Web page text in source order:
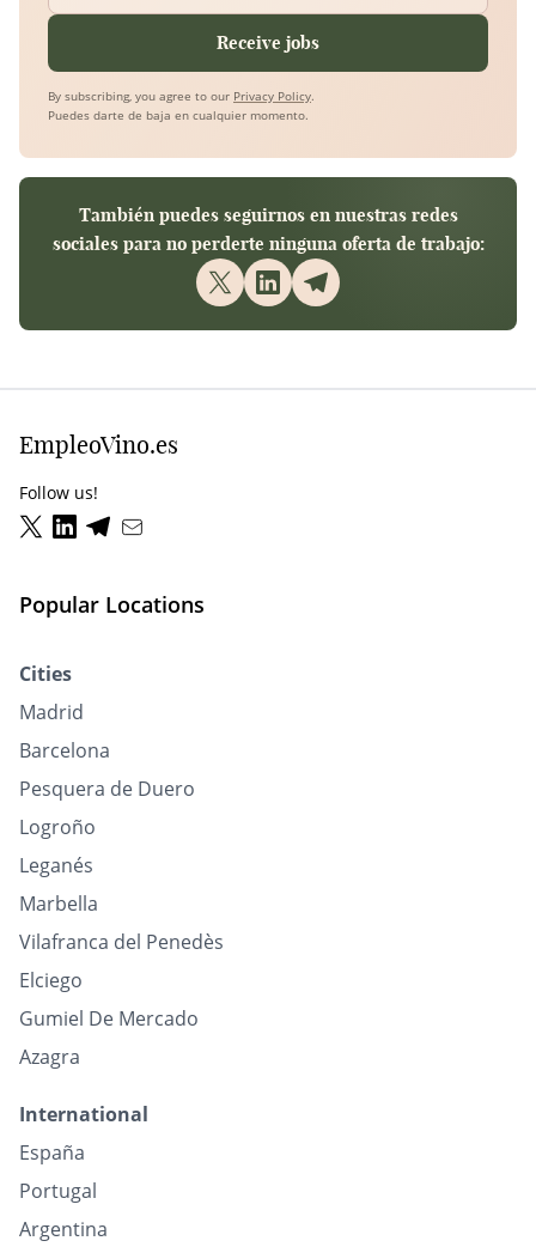
Receive jobs
By subscribing, you agree to our Privacy Policy.
Puedes darte de baja en cualquier momento.
También puedes seguirnos en nuestras redes
sociales para no perderte ninguna oferta de trabajo:
EmpleoVino.es
Follow us!
Popular Locations
Cities
Madrid
Barcelona
Pesquera de Duero
Logroño
Leganés
Marbella
Vilafranca del Penedès
Elciego
Gumiel De Mercado
Azagra
International
España
Portugal
Argentina